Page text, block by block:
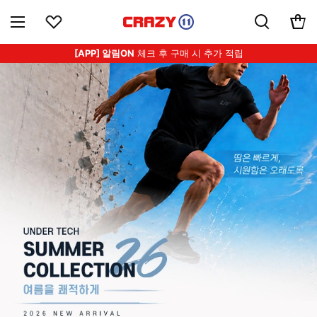
[APP] 알림ON 체크 후 구매 시 추가 적립